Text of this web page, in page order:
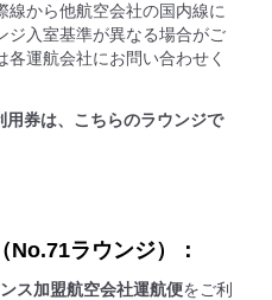
線から他航空会社の国内線に
ジ入室基準が異なる場合がご
運航会社にお問い合わせく
用券は、こちらのラウンジで
No.71ラウンジ）：
ス加盟航空会社運航便をご利